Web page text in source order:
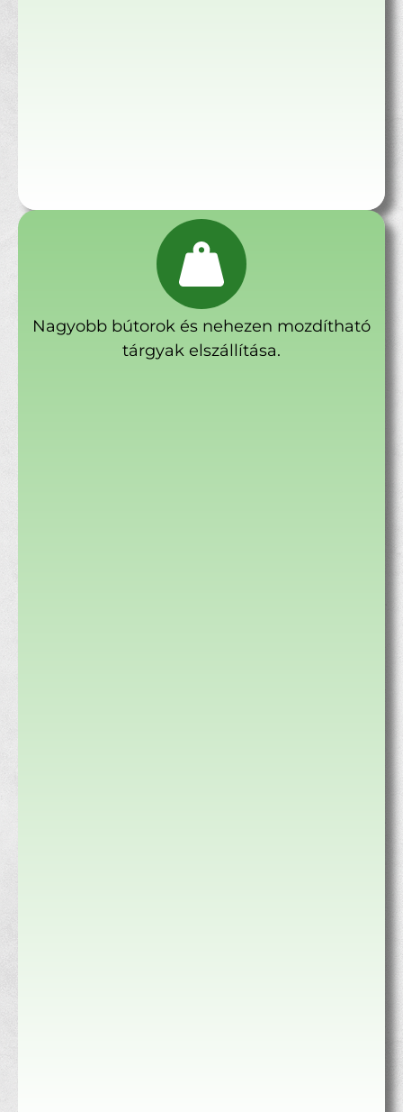
Nagyobb bútorok és nehezen mozdítható
tárgyak elszállítása.